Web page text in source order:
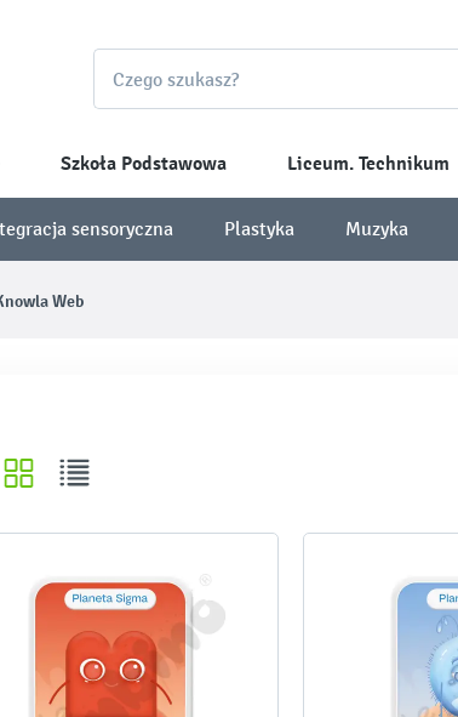
Szkoła Podstawowa Liceum. Technikum
sensoryczna Plastyka Muzyka
Web